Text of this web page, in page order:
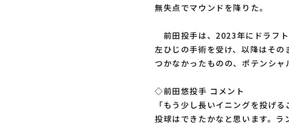
無失点でマウンドを降りた。
前田投手は、2023年にドラフ
左ひじの手術を受け、以降はそ
つかなかったものの、ポテンシャ
◇前田悠投手 コメント
「もう少し長いイニングを投げ
投球はできたかなと思います。